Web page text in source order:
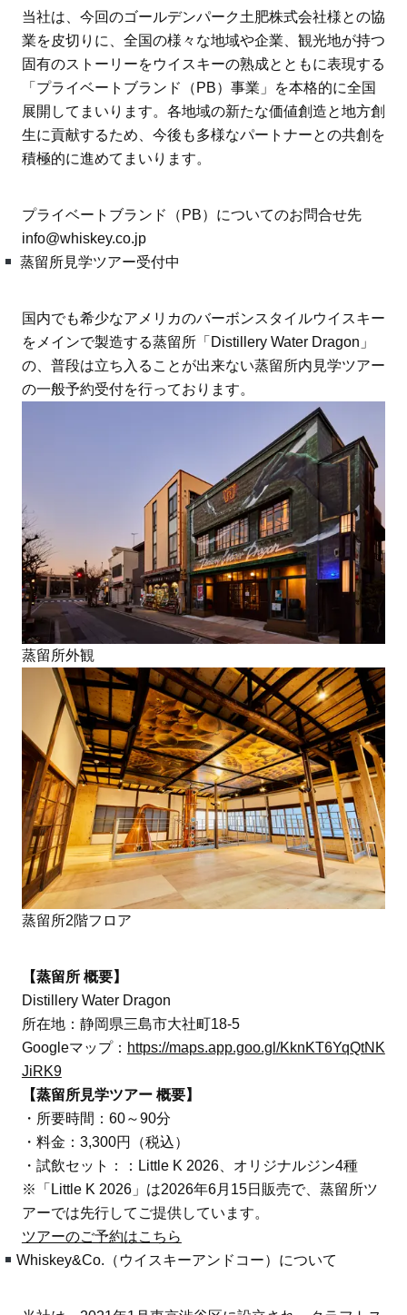
当社は、今回のゴールデンパーク土肥株式会社様との協
業を皮切りに、全国の様々な地域や企業、観光地が持つ
固有のストーリーをウイスキーの熟成とともに表現する
「プライベートブランド（PB）事業」を本格的に全国
展開してまいります。各地域の新たな価値創造と地方創
生に貢献するため、今後も多様なパートナーとの共創を
積極的に進めてまいります。
プライベートブランド（PB）についてのお問合せ先
info@whiskey.co.jp
蒸留所見学ツアー受付中
国内でも希少なアメリカのバーボンスタイルウイスキー
をメインで製造する蒸留所「Distillery Water Dragon」
の、普段は立ち入ることが出来ない蒸留所内見学ツアー
の一般予約受付を行っております。
蒸留所外観
蒸留所2階フロア
【蒸留所 概要】
Distillery Water Dragon
所在地：静岡県三島市大社町18-5
Googleマップ： https://maps.app.goo.gl/KknKT6YqQtNK
JiRK9
【蒸留所見学ツアー 概要】
・所要時間：60～90分
・料金：3,300円（税込）
・試飲セット：：Little K 2026、オリジナルジン4種
※「Little K 2026」は2026年6月15日販売で、蒸留所ツ
アーでは先行してご提供しています。
ツアーのご予約はこちら
Whiskey&Co.（ウイスキーアンドコー）について